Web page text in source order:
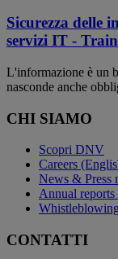
Sicurezza delle
servizi IT -
L'informazione è un
nasconde anche
CHI SIAMO
Scopri DNV
Careers
News & Press
Annual
CONTATTI